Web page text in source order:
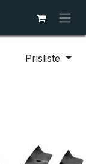
Prisliste